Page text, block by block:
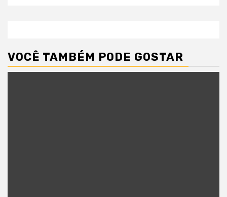
VOCÊ TAMBÉM PODE GOSTAR